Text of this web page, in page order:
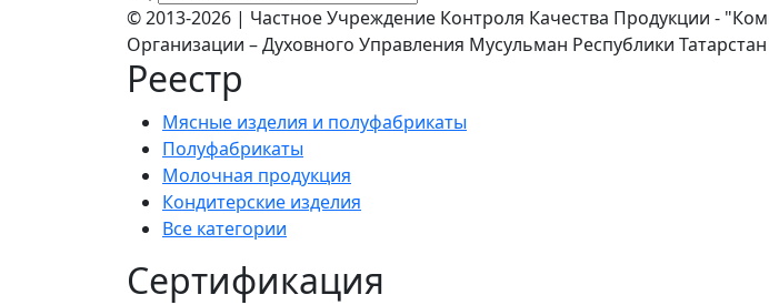
© 2013-2026 | Частное Учреждение Контроля Качества Продукции -
Организации – Духовного Управления Мусульман Республики
Реестр
Мясные изделия и полуфабрикаты
Полуфабрикаты
Молочная продукция
Кондитерские изделия
Все категории
Сертификация